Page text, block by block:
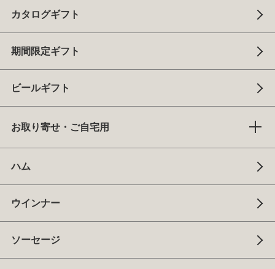
カタログギフト
期間限定ギフト
ビールギフト
お取り寄せ・ご自宅用
ハム
ウインナー
ソーセージ